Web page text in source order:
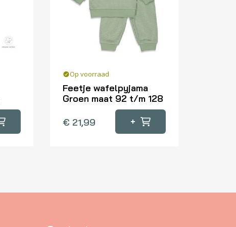
Op voorraad
Feetje wafelpyjama
Groen maat 92 t/m 128
€ 21,99 +
product
optie